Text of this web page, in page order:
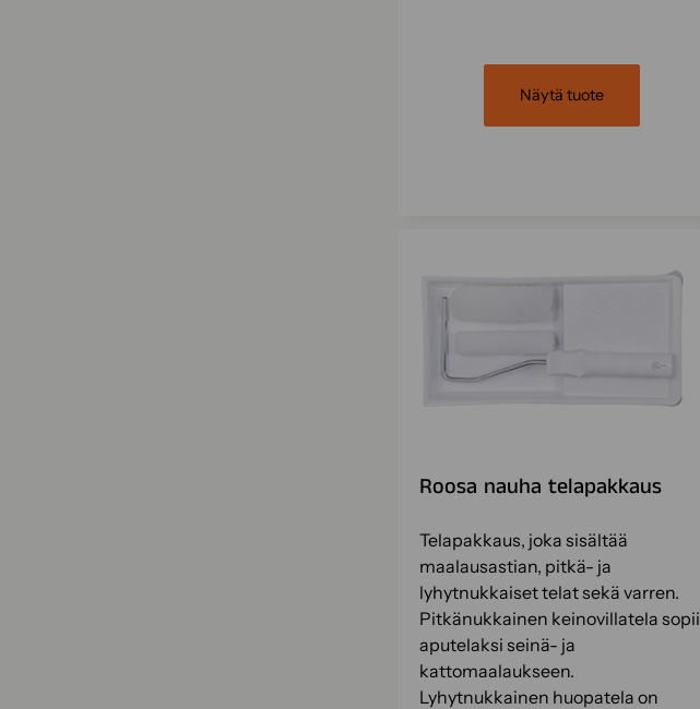
Näytä tuote
Roosa nauha telapakkaus
Telapakkaus, joka sisältää
maalausastian, pitkä- ja
lyhytnukkaiset telat sekä varren.
Pitkänukkainen keinovillatela sopii
aputelaksi seinä- ja
kattomaalaukseen.
Lyhytnukkainen huopatela on